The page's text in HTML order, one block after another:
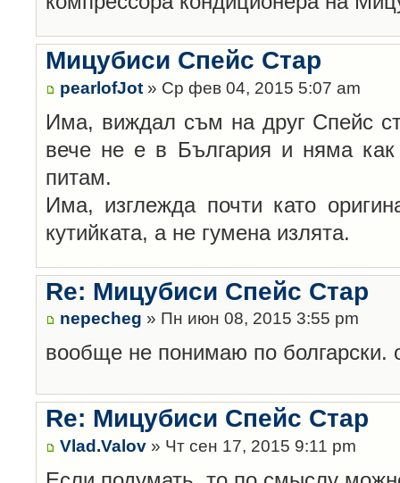
Мицубиси Спейс Стар
pearlofJot » Ср фев 04, 2015 5:07 am
Има, виждал съм на друг Спейс
вече не е в България и няма
питам.
Има, изглежда почти като
кутийката, а не гумена излята.
Re: Мицубиси Спейс Стар
nepecheg » Пн июн 08, 2015 3:55 pm
вообще не понимаю по болгарски.
Re: Мицубиси Спейс Стар
Vlad.Valov » Чт сен 17, 2015 9:11 pm